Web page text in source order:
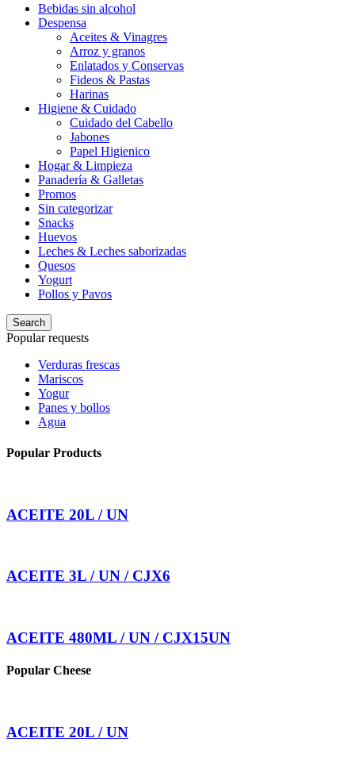
Bebidas sin alcohol
Despensa
Aceites & Vinagres
Arroz y granos
Enlatados y Conservas
Fideos & Pastas
Harinas
Higiene & Cuidado
Cuidado del Cabello
Jabones
Papel Higienico
Hogar & Limpieza
Panadería & Galletas
Promos
Sin categorizar
Snacks
Huevos
Leches & Leches saborizadas
Quesos
Yogurt
Pollos y Pavos
Search
Popular requests
Verduras frescas
Mariscos
Yogur
Panes y bollos
Agua
Popular Products
ACEITE 20L / UN
ACEITE 3L / UN / CJX6
ACEITE 480ML / UN / CJX15UN
Popular Cheese
ACEITE 20L / UN